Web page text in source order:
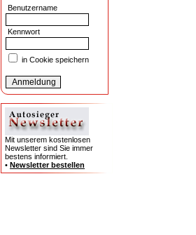
Benutzername
Kennwort
in Cookie speichern
Mit unserem kostenlosen
Newsletter sind Sie immer
bestens informiert.
• Newsletter bestellen